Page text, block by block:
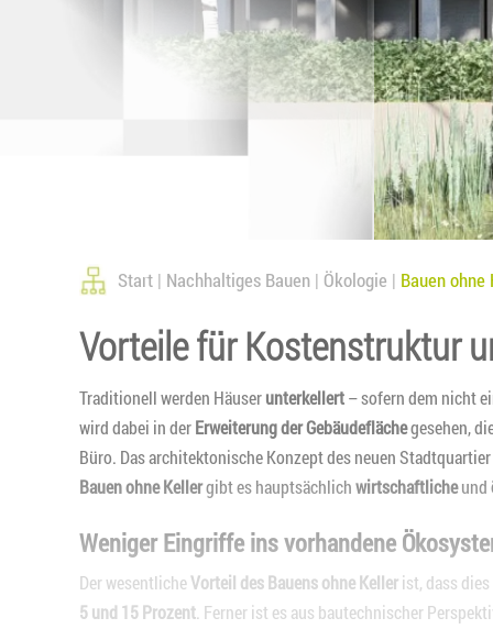
Start Nachhaltiges Bauen Ökologie Bauen ohne
Vorteile für Kostenstruktur
Traditionell werden Häuserunterkellert– sofern dem nicht
wird dabei in derErweiterung der Gebäudeflächegesehen,
Büro. Das architektonische Konzept des neuen
Bauen ohne Kellergibt es hauptsächlichwirtschaftlicheund
Weniger Eingriffe ins vorhandene
Der wesentlicheVorteil des Bauens ohne Kellerist, dass
5 und 15 Prozent . Ferner ist es aus bautechnischer